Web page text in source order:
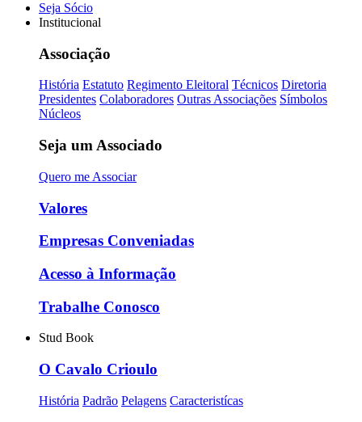
Seja Sócio
Institucional
Associação
História Estatuto Regimento Eleitoral Técnicos Diretoria
Presidentes Colaboradores Outras Associações Símbolos
Núcleos
Seja um Associado
Quero me Associar
Valores
Empresas Conveniadas
Acesso à Informação
Trabalhe Conosco
Stud Book
O Cavalo Crioulo
História Padrão Pelagens Caracteristícas